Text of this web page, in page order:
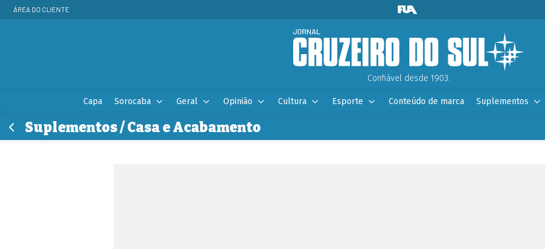
ÁREA DO CLIENTE
Confiável desde 1903.
Capa Sorocaba Geral Opinião Cultura Esporte Conteúdo de marca Suplementos
Suplementos / Casa e Acabamento